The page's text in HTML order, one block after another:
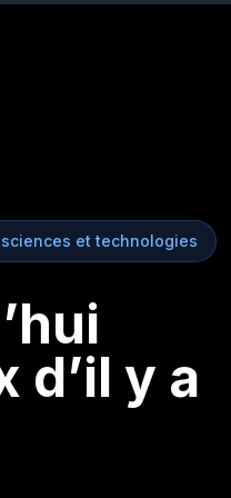
et technologies
d’il y a